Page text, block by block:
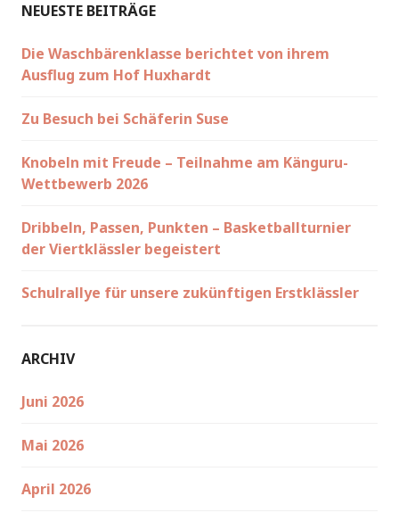
NEUESTE BEITRÄGE
Die Waschbärenklasse berichtet von ihrem
Ausflug zum Hof Huxhardt
Zu Besuch bei Schäferin Suse
Knobeln mit Freude – Teilnahme am Känguru-
Wettbewerb 2026
Dribbeln, Passen, Punkten – Basketballturnier
der Viertklässler begeistert
Schulrallye für unsere zukünftigen Erstklässler
ARCHIV
Juni 2026
Mai 2026
April 2026